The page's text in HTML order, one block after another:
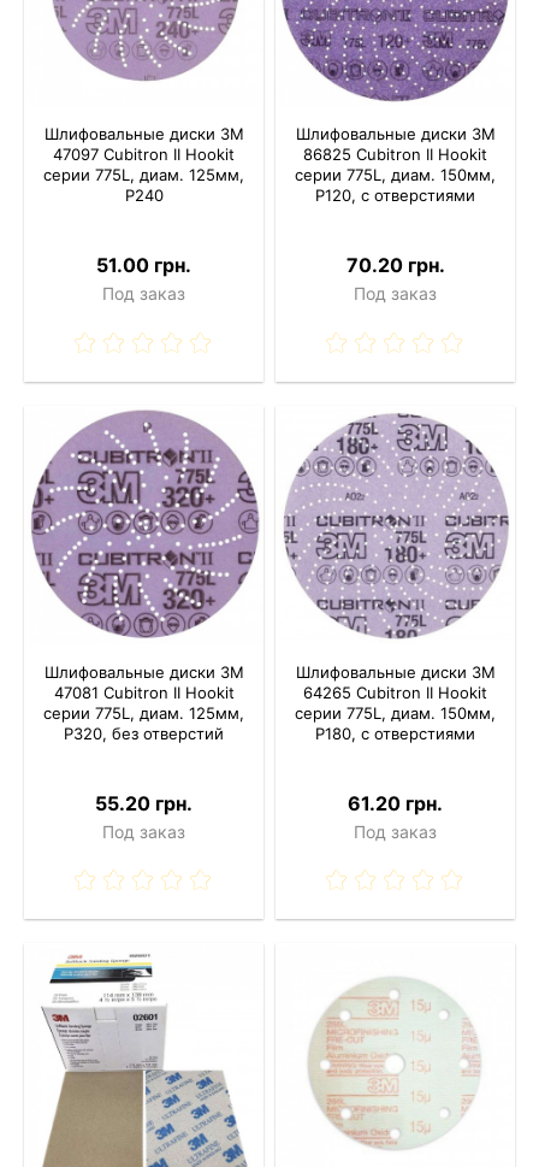
Шлифовальные диски 3M
47097 Cubitron II Hookit
серии 775L, диам. 125мм,
P240
51.00 грн.
Под заказ
Шлифовальные диски 3M
86825 Cubitron II Hookit
серии 775L, диам. 150мм,
P120, с отверстиями
70.20 грн.
Под заказ
Шлифовальные диски 3M
47081 Cubitron II Hookit
серии 775L, диам. 125мм,
P320, без отверстий
55.20 грн.
Под заказ
Шлифовальные диски 3M
64265 Cubitron II Hookit
серии 775L, диам. 150мм,
P180, с отверстиями
61.20 грн.
Под заказ